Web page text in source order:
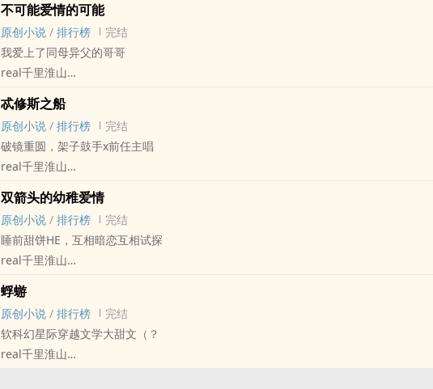
完结 - 治愈 - 日系 - 田园乡村
秋天里写一个夏日气息的短篇
感谢姐妹祝锦授权的脑洞扩写~
傲娇没那幺傲娇的攻x元气没那幺元气的受，谢半夏x阿觉
酸酸涩涩再HE的小甜饼
不可能爱情的可能
原创小说 / 排行榜
完结
我爱上了同母异父的哥哥
real千里淮山
原创小说 - BL - 短篇 - 完结
现代 - 治愈 - ABO
亲兄弟的故事，同母异父，没有一起长大。
沈故知X季临秋。双A，HE
不可能的双向，经历了许多弯路后，最后在一起的故事。
固执的爱。
忒修斯之船
原创小说 / 排行榜
完结
破镜重圆，架子鼓手x前任主唱
real千里淮山
完结
破镜重圆
校园+都市，严冉x温夕
独立乐队架子鼓手攻x乐队前主唱受
如果忒修斯的船上的木头被逐渐替换，直到所有的木头都不是原来的木头，那这艘船还
船吗？
如果你遇到一个超过七年没见面的朋友，别忘了他身上所有的细胞都已经被替换掉，他
一样的人了。
双箭头的幼稚爱情
原创小说 / 排行榜
完结
睡前甜饼HE，互相暗恋互相试探
real千里淮山
完结
金主上司受和秘书攻，明明是双箭头却互相不说破的狗血故事。
预警，受年龄大、结过婚，前任是人渣，受身上有很严重的旧伤。攻之前也有比较稳定
很久就是…）
蜉蝣
原创小说 / 排行榜
完结
软科幻星际穿越文学大甜文（？
real千里淮山